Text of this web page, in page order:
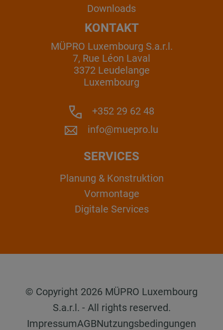
Downloads
KONTAKT
MÜPRO Luxembourg S.a.r.l.
7, Rue Léon Laval
3372 Leudelange
Luxembourg
+352 29 62 48
info@muepro.lu
SERVICES
Planung & Konstruktion
Vormontage
Digitale Services
© Copyright 2026 MÜPRO Luxembourg
S.a.r.l. - All rights reserved.
ImpressumAGBNutzungsbedingungen